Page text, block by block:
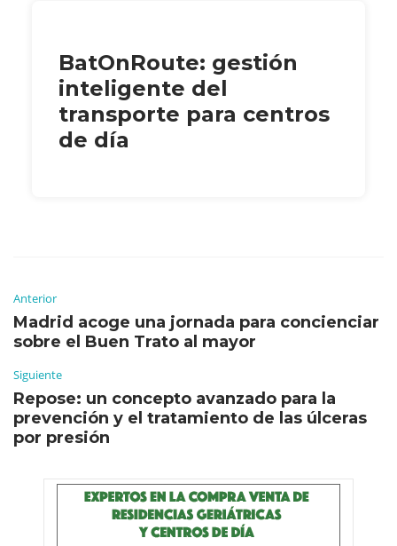
BatOnRoute: gestión
inteligente del
transporte para centros
de día
Anterior
Madrid acoge una jornada para concienciar
sobre el Buen Trato al mayor
Siguiente
Repose: un concepto avanzado para la
prevención y el tratamiento de las úlceras
por presión